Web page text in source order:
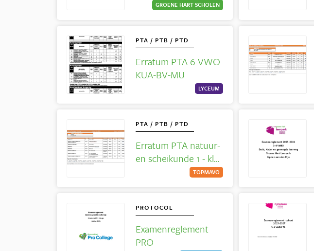
GROENE HART SCHOLEN
PTA / PTB / PTD
Erratum PTA 6 VWO
KUA-BV-MU
LYCEUM
PTA / PTB / PTD
Erratum PTA natuur-
en scheikunde 1 - klas
TOPMAVO
PROTOCOL
Examenreglement
PRO